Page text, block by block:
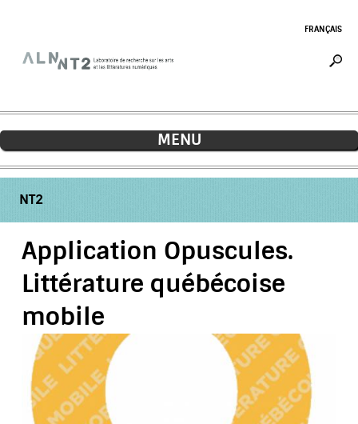
FRANÇAIS
NT2
Application Opuscules.
Littérature québécoise
mobile
MENU